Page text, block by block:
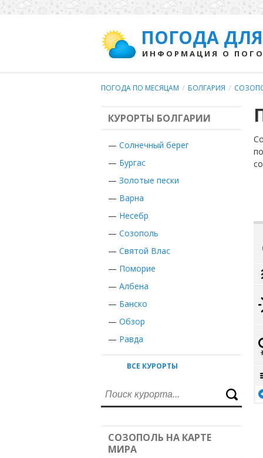
ПОГОДА
ИНФОРМАЦИЯ О
ПОГОДА ПО МЕСЯЦАМ / БОЛГАРИЯ /
КУРОРТЫ БОЛГАРИИ
— Солнечный берег
— Бургас
— Золотые пески
— Варна
— Несебр
— Созополь
— Святой Влас
— Поморие
— Албена
— Банско
— Обзор
— Равда
ВСЕ КУРОРТЫ
СОЗОПОЛЬ НА КАРТЕ
МИРА